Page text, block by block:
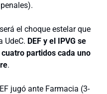
será el choque estelar que
UdeC. DEF y el IPVG se
partidos cada uno
.
jugó ante Farmacia (3-